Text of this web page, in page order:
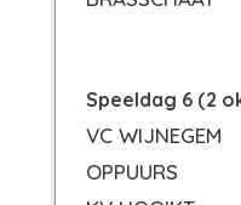
Speeldag 6 (2
VC WIJNEGEM
OPPUURS